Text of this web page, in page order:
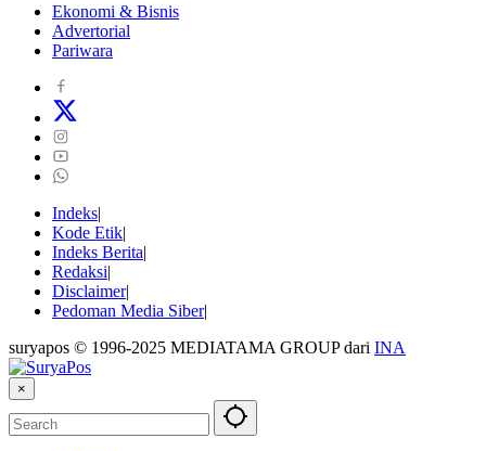
Ekonomi & Bisnis
Advertorial
Pariwara
Indeks
Kode Etik
Indeks Berita
Redaksi
Disclaimer
Pedoman Media Siber
suryapos © 1996-2025 MEDIATAMA GROUP dari INA
×